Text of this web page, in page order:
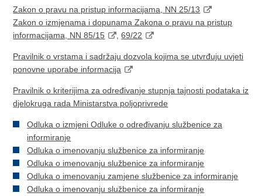
Zakon o pravu na pristup informacijama, NN 25/13
Zakon o izmjenama i dopunama Zakona o pravu na pristup
informacijama, NN 85/15
,69/22
Pravilnik o vrstama i sadržaju dozvola kojima se utvrđuju uvjeti
ponovne uporabe informacija
Pravilnik o kriterijima za određivanje stupnja tajnosti podataka iz
djelokruga rada Ministarstva poljoprivrede
Odluka o izmjeni Odluke o određivanju službenice za
informiranje
Odluka o imenovanju službenice za informiranje
Odluka o imenovanju službenice za informiranje
Odluka o imenovanju zamjene službenice za informiranje
Odluka o imenovanju službenice za informiranje